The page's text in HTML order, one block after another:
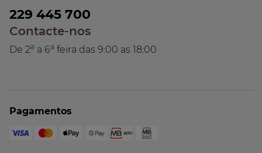
229 445 700
Contacte-nos
De 2a a 6a feira das 9:00 as 18:00
Pagamentos